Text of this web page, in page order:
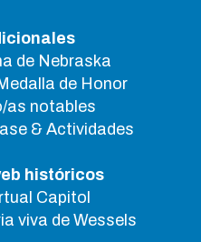
de Nebraska
de Honor
as notables
& Actividades
históricos
Capitol
viva de Wessels